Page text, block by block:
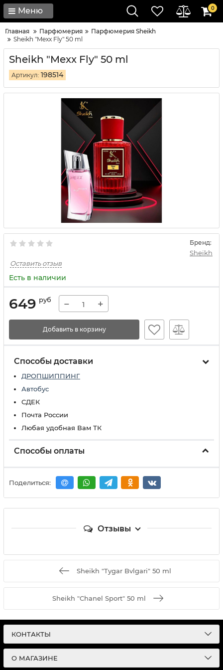
Меню 0
Главная Парфюмерия
Парфюмерия Sheikh
Sheikh "Mexx Fly" 50 ml
Sheikh "Mexx Fly" 50 ml
Артикул: 198514
Бренд:
Sheikh
Оставить отзыв
Есть в наличии
649 руб − +
Добавить в корзину
Способы доставки
ДРОПШИППИНГ
Автобус
СДЕК
Почта России
Любая удобная Вам ТК
Способы оплаты
Поделиться:
Отзывы
Sheikh "Tygar Bvlgari" 50 ml
Sheikh "Chanel Sport" 50 ml
КОНТАКТЫ
О МАГАЗИНЕ